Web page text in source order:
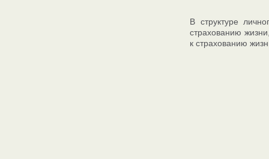
В структуре
страхованию
к страхованию